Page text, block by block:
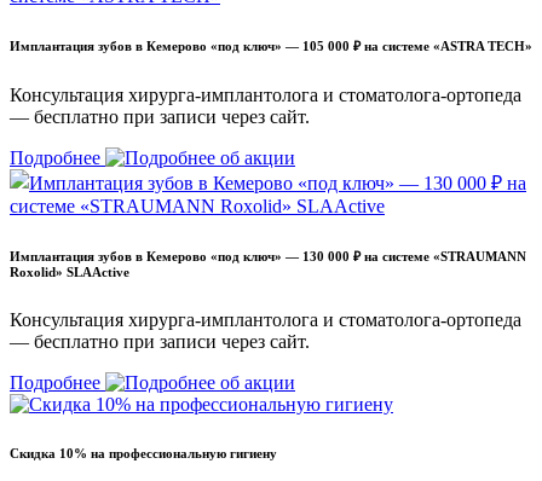
Имплантация зубов в Кемерово «под ключ» — 105 000 ₽ на системе «ASTRA TECH»
Консультация хирурга-имплантолога и стоматолога-ортопеда
— бесплатно при записи через сайт.
Подробнее
Имплантация зубов в Кемерово «под ключ» — 130 000 ₽ на системе «STRAUMANN
Roxolid» SLAActive
Консультация хирурга-имплантолога и стоматолога-ортопеда
— бесплатно при записи через сайт.
Подробнее
Скидка 10% на профессиональную гигиену